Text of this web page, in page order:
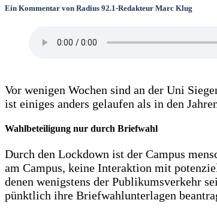
Ein Kommentar von Radius 92.1-Redakteur Marc Klug
Vor wenigen Wochen sind an der Uni
ist einiges anders gelaufen als in den
Wahlbeteiligung nur durch Briefwahl
Durch den Lockdown ist der Campus
am Campus, keine Interaktion mit
denen wenigstens der Publikumsverkehr
pünktlich ihre Briefwahlunterlagen